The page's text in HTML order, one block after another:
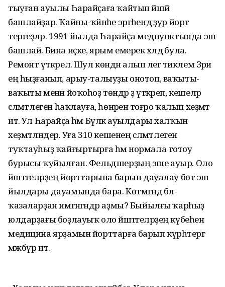
тыуған ауылы Һарайҫаға ҡайтып йәшәй
башлайҙар. Ҡайны-ҡәйнәһе эргәһендә ҙур йорт
тергеҙәләр. 1991 йылда Һарайҫа медпунктында эш
башлай. Бина иҫке, ярым емерек хәлдә була.
Ремонт үткәрелә. Шул көндән алып әлегә тиклем Зәриә
ең һыҙғанып, арыу-талыуҙы онотоп, ваҡыты-
ваҡыты менән йоҡоһоҙ төндәр ҙә үткәреп, кешеләр
сәләмәтлеген һаҡлауға, һөнәренә тоғро ҡалып хеҙмәт
итә. Ул Һарайҫа һәм Бүләк ауылдары халҡын
хеҙмәтләндерә. Уға 310 кешенең сәләмәтлеген
туҡтауһыҙ ҡайғыртырға һәм нормала тотоу
бурысы ҡуйылған. Фельдшерҙың эше ауыр. Оло
йәштәгеләрҙең йорттарына барып дауалау бөтә эш
йылдары дауамында бара. Көтмәгәндә бәлә-
ҡазаларҙан имгәнгәндәр аҙмы? Быйылғы ҡарһыҙ
юлдарҙағы боҙлауыҡ оло йәштәгеләрҙең күбеһенә
медицина ярҙамын йорттарға барып күрһәтергә
мәжбүр итә.